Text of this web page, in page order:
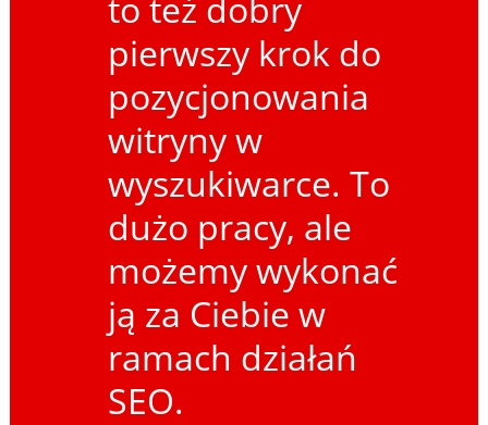
pierwszy krok do
pozycjonowania
witryny w
wyszukiwarce. To
dużo pracy, ale
możemy wykonać
ją za Ciebie w
ramach działań
SEO.